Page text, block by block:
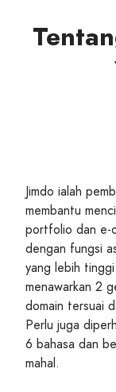
Jimdo ialah
membantu
portfolio dan e-
dengan fungsi
yang lebih
menawarkan 2
domain tersuai
Perlu juga
6 bahasa dan
mahal.